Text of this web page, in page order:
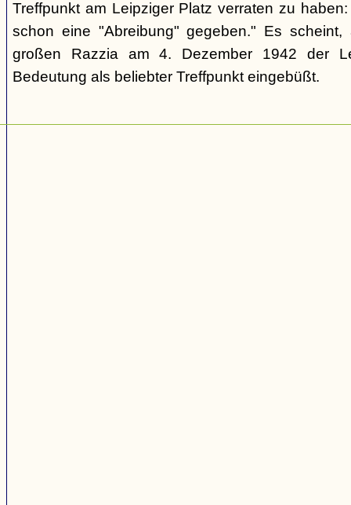
Treffpunkt am Leipziger Platz verraten zu
schon eine "Abreibung" gegeben." Es
großen Razzia am 4. Dezember 1942 der
Bedeutung als beliebter Treffpunkt eingebüßt.